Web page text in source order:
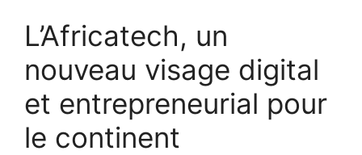
L’Africatech, un
nouveau visage digital
et entrepreneurial pour
le continent